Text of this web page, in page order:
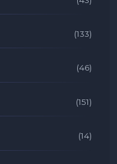
(133)
(46)
(151)
(14)